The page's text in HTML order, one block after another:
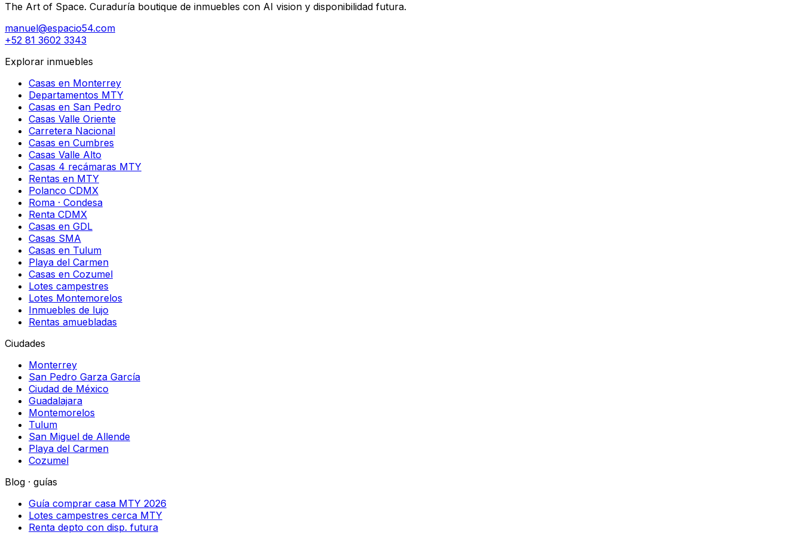
The Art of Space. Curaduría boutique de inmuebles con AI vision y disponibilidad futura.
manuel@espacio54.com
+52 81 3602 3343
Explorar inmuebles
Casas en Monterrey
Departamentos MTY
Casas en San Pedro
Casas Valle Oriente
Carretera Nacional
Casas en Cumbres
Casas Valle Alto
Casas 4 recámaras MTY
Rentas en MTY
Polanco CDMX
Roma · Condesa
Renta CDMX
Casas en GDL
Casas SMA
Casas en Tulum
Playa del Carmen
Casas en Cozumel
Lotes campestres
Lotes Montemorelos
Inmuebles de lujo
Rentas amuebladas
Ciudades
Monterrey
San Pedro Garza García
Ciudad de México
Guadalajara
Montemorelos
Tulum
San Miguel de Allende
Playa del Carmen
Cozumel
Blog · guías
Guía comprar casa MTY 2026
Lotes campestres cerca MTY
Renta depto con disp. futura